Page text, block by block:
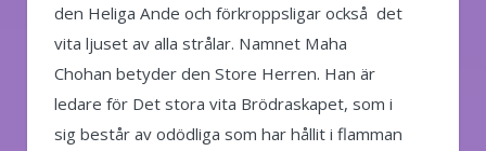
den Heliga Ande och förkroppsligar också det
vita ljuset av alla strålar. Namnet Maha
Chohan betyder den Store Herren. Han är
ledare för Det stora vita Brödraskapet, som i
sig består av odödliga som har hållit i flamman